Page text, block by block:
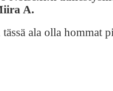
A.
ala olla hommat